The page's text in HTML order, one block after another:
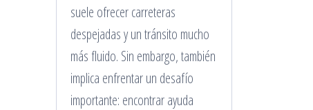
suele ofrecer carreteras
despejadas y un tránsito mucho
más fluido. Sin embargo, también
implica enfrentar un desafío
importante: encontrar ayuda